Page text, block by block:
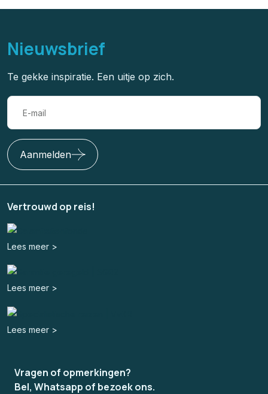
Nieuwsbrief
Te gekke inspiratie. Een uitje op zich.
Aanmelden
Vertrouwd op reis!
Lees meer >
Lees meer >
Lees meer >
Vragen of opmerkingen?
Bel, Whatsapp of bezoek ons.